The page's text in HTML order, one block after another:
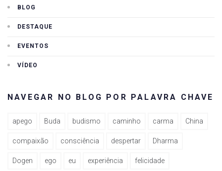
BLOG
DESTAQUE
EVENTOS
VÍDEO
NAVEGAR NO BLOG POR PALAVRA CHAVE
apego Buda budismo caminho carma China
compaixão consciência despertar Dharma
Dogen ego eu experiência felicidade